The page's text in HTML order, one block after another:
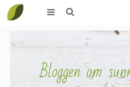
Bloggen om